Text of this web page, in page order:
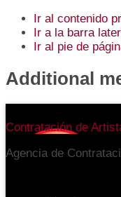
Ir al contenido
Ir a la barra
Ir al pie de
Additional
Contratación de
Agencia de